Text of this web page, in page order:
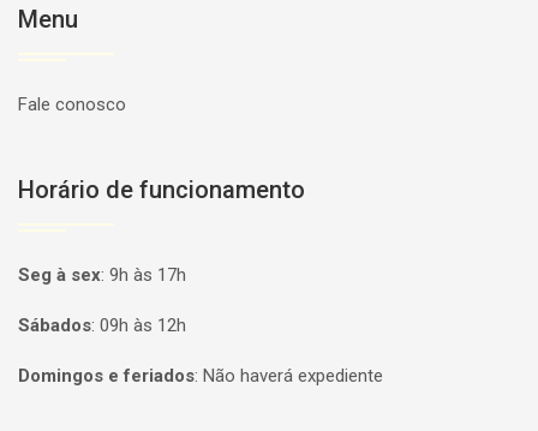
Menu
Fale conosco
Horário de funcionamento
Seg à sex: 9h às 17h
Sábados: 09h às 12h
Domingos e feriados: Não haverá expediente